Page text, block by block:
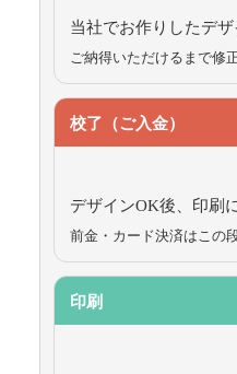
当社でお作りしたデザ
ご納得いただけるまで修
校了（ご入金）
デザインOK後、印刷
前金・カード決済はこの
印刷